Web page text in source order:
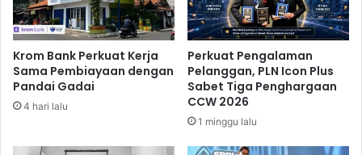
y
e
a
r
H
a
d
r
d
h
M
e
k
M
Krom Bank Perkuat Kerja
Sama Pembiayaan dengan
Pandai Gadai
4 hari lalu
Perkuat Pengalaman
Pelanggan, PLN Icon Plus
Sabet Tiga Penghargaan
CCW 2026
1 minggu lalu